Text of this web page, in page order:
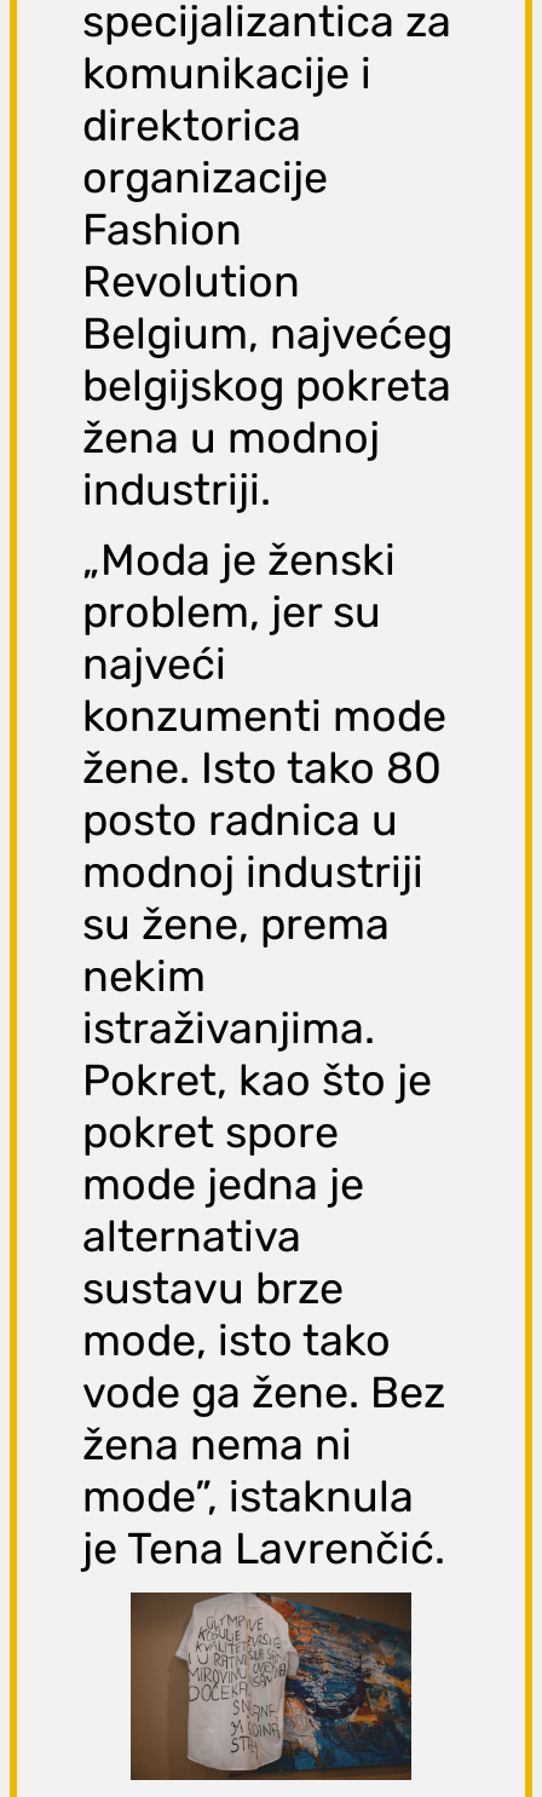
specijalizantica za
komunikacije i
direktorica
organizacije
Fashion
Revolution
Belgium, najvećeg
belgijskog pokreta
žena u modnoj
industriji.
„Moda je ženski
problem, jer su
najveći
konzumenti mode
žene. Isto tako 80
posto radnica u
modnoj industriji
su žene, prema
nekim
istraživanjima.
Pokret, kao što je
pokret spore
mode jedna je
alternativa
sustavu brze
mode, isto tako
vode ga žene. Bez
žena nema ni
mode”, istaknula
je Tena Lavrenčić.